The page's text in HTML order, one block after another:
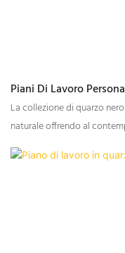
Piani Di Lavoro
La collezione di quarzo
naturale offrendo al
Grazie alla varietà di
un'ampia gamma di stili di